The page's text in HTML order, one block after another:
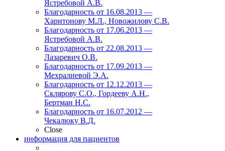
Ястребовой А.В.
Благодарность от 16.08.2013 —
Харитонову М.Л., Новожилову С.В.
Благодарность от 17.06.2013 —
Ястребовой А.В.
Благодарность от 22.08.2013 —
Лазаревич О.В.
Благодарность от 17.09.2013 —
Мехралиевой Э.А.
Благодарность от 12.12.2013 —
Склярову С.О., Гордееву А.Н.,
Бертман Н.С.
Благодарность от 16.07.2012 —
Чекалюку В.Д.
Close
информация для пациентов